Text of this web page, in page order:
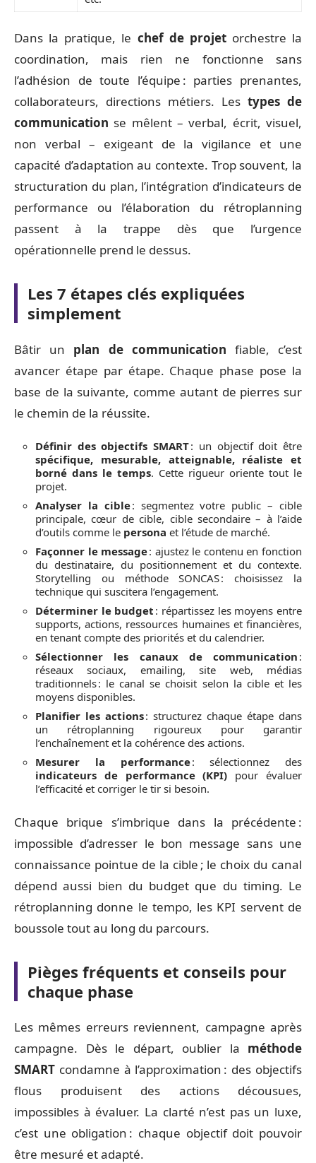
Dans la pratique, le chef de projetorchestre la
coordination, mais rien ne fonctionne sans
l’adhésion de toute l’équipe : parties prenantes,
collaborateurs, directions métiers. Les types de
communication se mêlent – verbal, écrit, visuel,
non verbal – exigeant de la vigilance et une
capacité d’adaptation au contexte. Trop souvent, la
structuration du plan, l’intégration d’indicateurs de
performance ou l’élaboration du rétroplanning
passent à la trappe dès que l’urgence
opérationnelle prend le dessus.
Les 7 étapes clés expliquées
simplement
Bâtir un plan de communication fiable, c’est
avancer étape par étape. Chaque phase pose la
base de la suivante, comme autant de pierres sur
le chemin de la réussite.
Définir des objectifs SMART: un objectif doit être
spécifique, mesurable, atteignable, réaliste et
borné dans le temps. Cette rigueur oriente tout le
projet.
Analyser la cible: segmentez votre public – cible
principale, cœur de cible, cible secondaire – à l’aide
d’outils comme le persona et l’étude de marché.
Façonner le message: ajustez le contenu en fonction
du destinataire, du positionnement et du contexte.
Storytelling ou méthode SONCAS : choisissez la
technique qui suscitera l’engagement.
Déterminer le budget : répartissez les moyens entre
supports, actions, ressources humaines et financières,
en tenant compte des priorités et du calendrier.
Sélectionner les canaux de communication :
réseaux sociaux, emailing, site web, médias
traditionnels : le canal se choisit selon la cible et les
moyens disponibles.
Planifier les actions: structurez chaque étape dans
un rétroplanning rigoureux pour garantir
l’enchaînement et la cohérence des actions.
Mesurer la performance: sélectionnez des
indicateurs de performance (KPI) pour évaluer
l’efficacité et corriger le tir si besoin.
Chaque brique s’imbrique dans la précédente :
impossible d’adresser le bon message sans une
connaissance pointue de la cible ; le choix du canal
dépend aussi bien du budget que du timing. Le
rétroplanning donne le tempo, les KPI servent de
boussole tout au long du parcours.
Pièges fréquents et conseils pour
chaque phase
Les mêmes erreurs reviennent, campagne après
campagne. Dès le départ, oublier la méthode
SMART condamne à l’approximation : des objectifs
flous produisent des actions décousues,
impossibles à évaluer. La clarté n’est pas un luxe,
c’est une obligation : chaque objectif doit pouvoir
être mesuré et adapté.